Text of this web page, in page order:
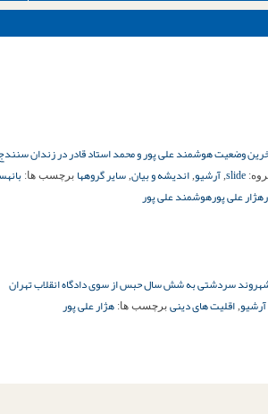
وضعیت هوشمند علی پور و محمد استاد قادر در زندان
slide
, آرشیو, اندیشه و بیان, سایر گروهها برچسب ها: بانه
هژار علی پورهوشمند علی پور
سردشتی به شش سال حبس از سوی دادگاه انقلاب تهران
آرشیو, اقلیت های دینی برچسب ها: هژار علی پور